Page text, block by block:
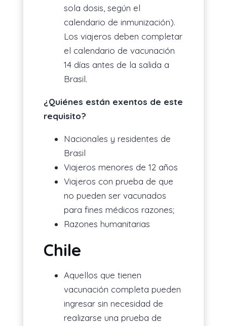
sola dosis, según el
calendario de inmunización).
Los viajeros deben completar
el calendario de vacunación
14 días antes de la salida a
Brasil.
¿Quiénes están exentos de este
requisito?
Nacionales y residentes de
Brasil
Viajeros menores de 12 años
Viajeros con prueba de que
no pueden ser vacunados
para fines médicos razones;
Razones humanitarias
Chile
Aquellos que tienen
vacunación completa pueden
ingresar sin necesidad de
realizarse una prueba de